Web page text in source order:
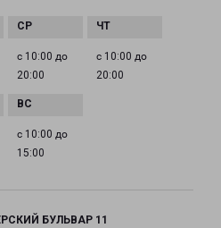
с 10:00 до
20:00
с 10:00 до
20:00
с 10:00 до
15:00
БУЛЬВАР 11